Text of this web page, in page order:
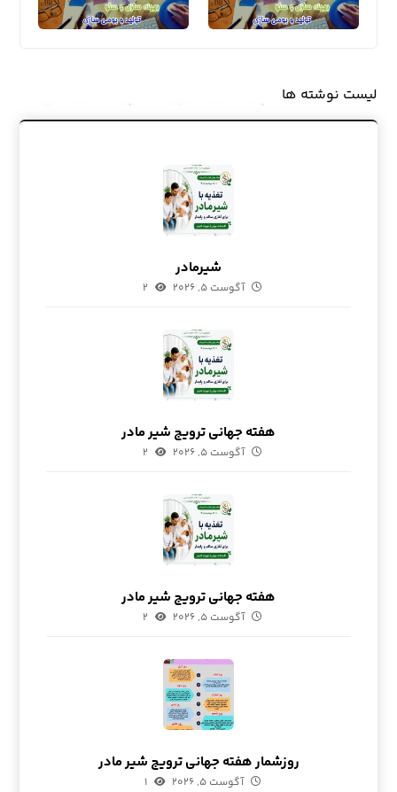
لیست نوشته ها
شیرمادر
آگوست ۵, ۲۰۲۶ ۲
هفته جهانی ترویج شیر مادر
آگوست ۵, ۲۰۲۶ ۲
هفته جهانی ترویج شیر مادر
آگوست ۵, ۲۰۲۶ ۲
روزشمار هفته جهانی ترویج شیر مادر
آگوست ۵, ۲۰۲۶ ۱